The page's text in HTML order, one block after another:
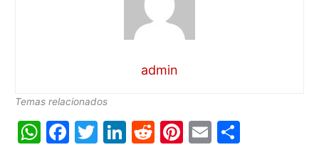
admin
Temas relacionados
W F
T
Li R
Pi E